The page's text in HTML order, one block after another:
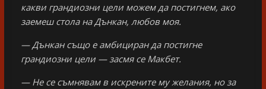
какви грандиозни цели можем да постигнем, ако
заемеш стола на Дънкан, любов моя.
— Дънкан също е амбициран да постигне
грандиозни цели — засмя се Макбет.
— Не се съмнявам в искрените му желания, но за